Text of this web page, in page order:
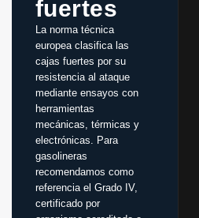
fuertes
La norma técnica
europea clasifica las
cajas fuertes por su
resistencia al ataque
mediante ensayos con
herramientas
mecánicas, térmicas y
electrónicas. Para
gasolineras
recomendamos como
referencia el Grado IV,
certificado por